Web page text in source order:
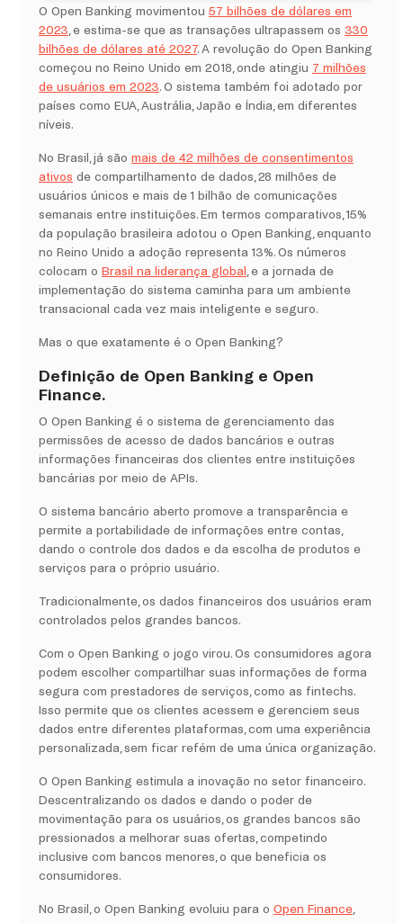
O Open Banking movimentou 57 bilhões de dólares em
2023, e estima-se que as transações ultrapassem os 330
bilhões de dólares até 2027. A revolução do Open Banking
começou no Reino Unido em 2018, onde atingiu 7 milhões
de usuários em 2023. O sistema também foi adotado por
países como EUA, Austrália, Japão e Índia, em diferentes
níveis.
No Brasil, já são mais de 42 milhões de consentimentos
ativos de compartilhamento de dados, 28 milhões de
usuários únicos e mais de 1 bilhão de comunicações
semanais entre instituições. Em termos comparativos, 15%
da população brasileira adotou o Open Banking, enquanto
no Reino Unido a adoção representa 13%. Os números
colocam o Brasil na liderança global , e a jornada de
implementação do sistema caminha para um ambiente
transacional cada vez mais inteligente e seguro.
Mas o que exatamente é o Open Banking?
Definição de Open Banking e Open
Finance.
O Open Banking é o sistema de gerenciamento das
permissões de acesso de dados bancários e outras
informações financeiras dos clientes entre instituições
bancárias por meio de APIs.
O sistema bancário aberto promove a transparência e
permite a portabilidade de informações entre contas,
dando o controle dos dados e da escolha de produtos e
serviços para o próprio usuário.
Tradicionalmente, os dados financeiros dos usuários eram
controlados pelos grandes bancos.
Com o Open Banking o jogo virou. Os consumidores agora
podem escolher compartilhar suas informações de forma
segura com prestadores de serviços, como as fintechs.
Isso permite que os clientes acessem e gerenciem seus
dados entre diferentes plataformas, com uma experiência
personalizada, sem ficar refém de uma única organização.
O Open Banking estimula a inovação no setor financeiro.
Descentralizando os dados e dando o poder de
movimentação para os usuários, os grandes bancos são
pressionados a melhorar suas ofertas, competindo
inclusive com bancos menores, o que beneficia os
consumidores.
No Brasil, o Open Banking evoluiu para o Open Finance